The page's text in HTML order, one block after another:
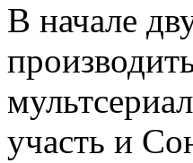
В начале
участь и